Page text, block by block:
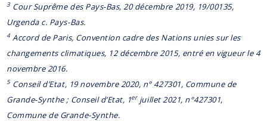
3Cour Suprême des Pays-Bas, 20 décembre 2019, 19/00135,
Urgenda c. Pays-Bas.
4 Accord de Paris, Convention cadre des Nations unies sur les
changements climatiques, 12 décembre 2015, entré en vigueur le 4
novembre 2016.
5Conseil d’Etat, 19 novembre 2020, n° 427301, Commune de
Grande-Synthe ; Conseil d’Etat, 1erjuillet 2021, n°427301,
Commune de Grande-Synthe.